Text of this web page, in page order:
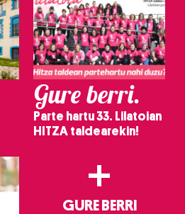
Gure berri.
Parte hartu 33. Lilatoian
HITZA taldearekin!
+
GURE BERRI